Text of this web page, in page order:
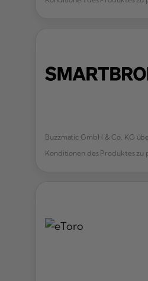
Buzzmatic GmbH & Co. KG
Konditionen des Produktes zu